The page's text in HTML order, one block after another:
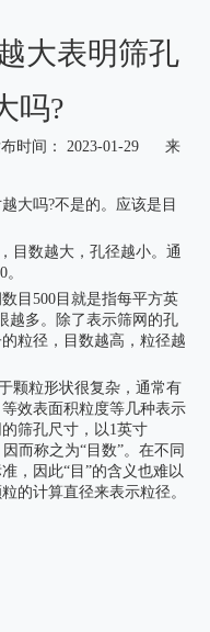
大表明筛孔
吗?
间： 2023-01-29 来
大吗?不是的。应该是目
目数越大，孔径越小。通
目500目就是指每平方英
越多。除了表示筛网的孔
粒径，目数越高，粒径越
颗粒形状很复杂，通常有
效表面积粒度等几种表示
筛孔尺寸，以1英寸
而称之为“目数”。在不同
，因此“目”的含义也难以
的计算直径来表示粒径。